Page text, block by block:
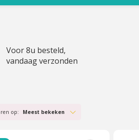
Voor 8u besteld,
vandaag verzonden
op: Meest bekeken